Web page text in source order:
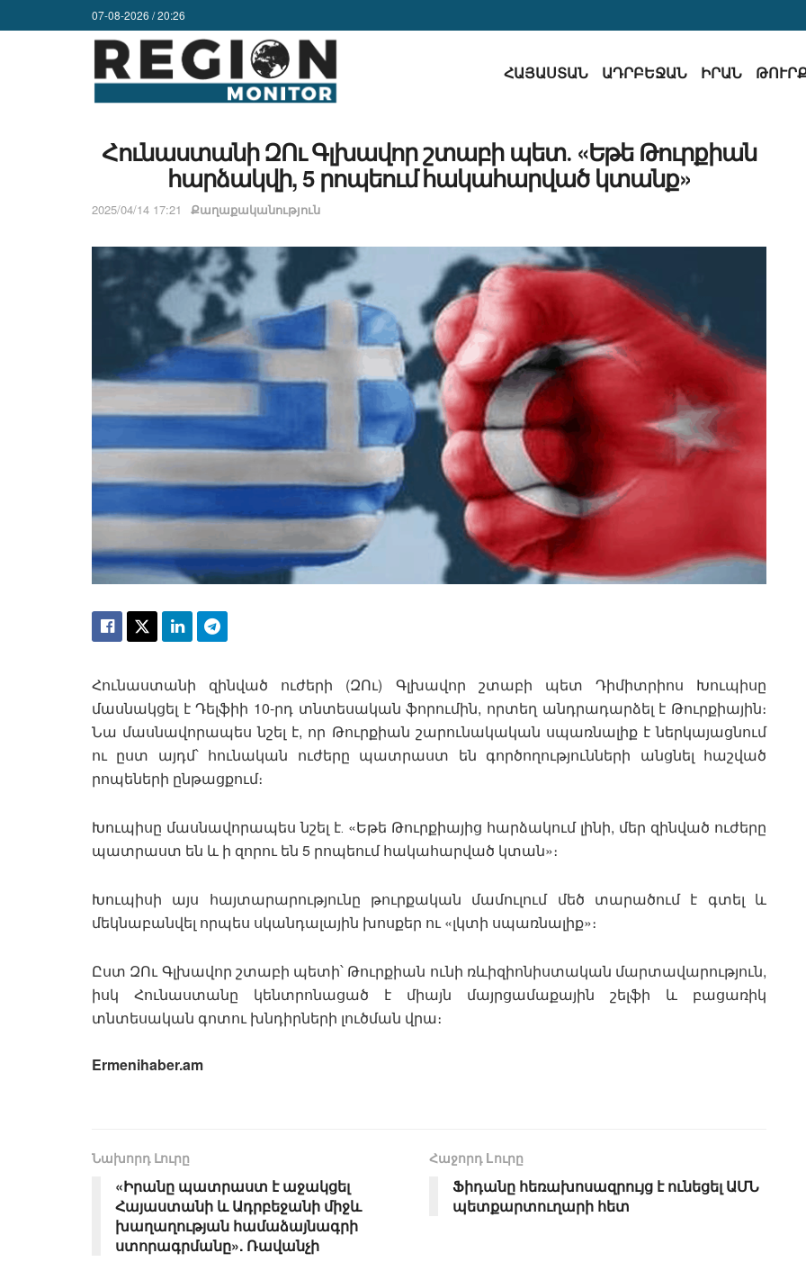
07-08-2026 / 20:26
ՀԱՅԱՍՏԱՆ ԱԴՐԲԵՋԱՆ ԻՐԱՆ
Հունաստանի ԶՈւ Գլխավոր շտաբի պետ․ «Եթե Թուրքիան
հարձակվի, 5 րոպեում հակահարված կտանք»
2025/04/14 17:21 Քաղաքականություն
Հունաստանի զինված ուժերի (ԶՈւ) Գլխավոր շտաբի պետ Դիմիտրիոս Խուպիսը
մասնակցել է Դելֆիի 10-րդ տնտեսական ֆորումին, որտեղ անդրադարձել է Թուրքիային։
Նա մասնավորապես նշել է, որ Թուրքիան շարունակական սպառնալիք է ներկայացնում
ու ըստ այդմ՝ հունական ուժերը պատրաստ են գործողությունների անցնել հաշված
րոպեների ընթացքում։
Խուպիսը մասնավորապես նշել է․ «Եթե Թուրքիայից հարձակում լինի, մեր զինված ուժերը
պատրաստ են և ի զորու են 5 րոպեում հակահարված կտան»։
Խուպիսի այս հայտարարությունը թուրքական մամուլում մեծ տարածում է գտել և
մեկնաբանվել որպես սկանդալային խոսքեր ու «լկտի սպառնալիք»։
Ըստ ԶՈւ Գլխավոր շտաբի պետի՝ Թուրքիան ունի ռևիզիոնիստական մարտավարություն,
իսկ Հունաստանը կենտրոնացած է միայն մայրցամաքային շելֆի և բացառիկ
տնտեսական գոտու խնդիրների լուծման վրա։
Ermenihaber.am
Նախորդ Լուրը
«Իրանը պատրաստ է աջակցել
Հայաստանի և Ադրբեջանի միջև
խաղաղության համաձայնագրի
ստորագրմանը». Ռավանչի
Հաջորդ Lուրը
Ֆիդանը հեռախոսազրույց է ունեցել ԱՄՆ
պետքարտուղարի հետ